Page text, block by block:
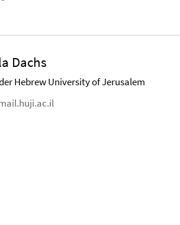
Dachs
Hebrew University of Jerusalem